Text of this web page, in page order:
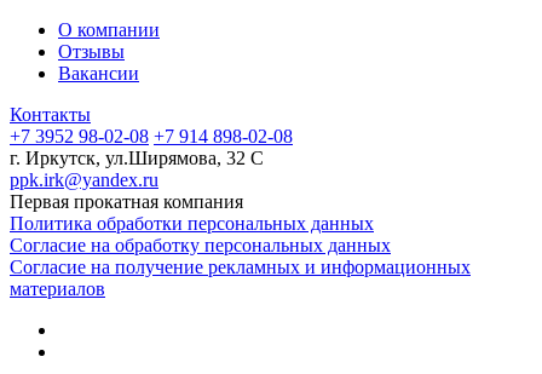
О компании
Отзывы
Вакансии
Контакты
+7 3952 98-02-08 +7 914 898-02-08
г. Иркутск, ул.Ширямова, 32 С
ppk.irk@yandex.ru
Первая прокатная компания
Политика обработки персональных данных
Согласие на обработку персональных данных
Согласие на получение рекламных и информационных
материалов